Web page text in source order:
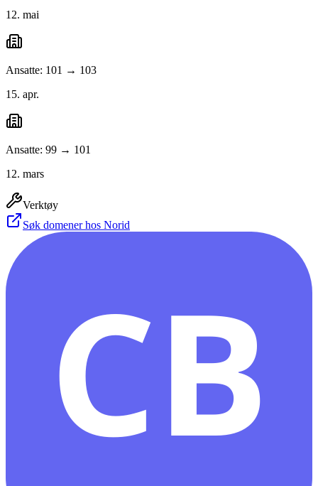
12. mai
Ansatte: 101 → 103
15. apr.
Ansatte: 99 → 101
12. mars
Verktøy
Søk domener hos Norid
CB